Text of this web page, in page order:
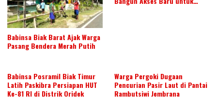
Babinsa Biak Barat Ajak Warga
Pasang Bendera Merah Putih
Babinsa Posramil Biak Timur
Latih Paskibra Persiapan HUT
Ke-81 RI di Distrik Oridek
Warga Pergoki Dugaan
Pencurian Pasir Laut di Pantai
Rambutsiwi Jembrana